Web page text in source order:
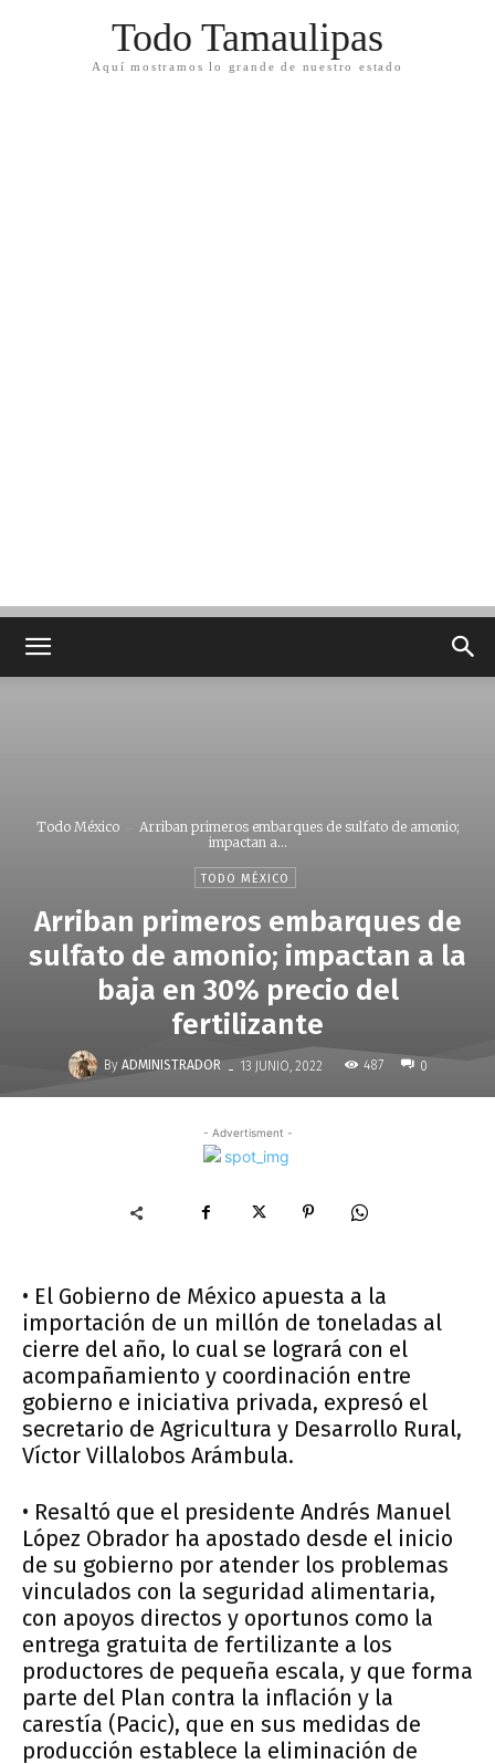
Todo Tamaulipas
Aquí mostramos lo grande de nuestro estado
Todo México
Arriban primeros embarques de sulfato de amonio;
impactan a...
TODO MÉXICO
Arriban primeros embarques de
sulfato de amonio; impactan a la
baja en 30% precio del
fertilizante
By ADMINISTRADOR - 13 JUNIO, 2022 487 0
- Advertisment -
• El Gobierno de México apuesta a la
importación de un millón de toneladas al
cierre del año, lo cual se logrará con el
acompañamiento y coordinación entre
gobierno e iniciativa privada, expresó el
secretario de Agricultura y Desarrollo Rural,
Víctor Villalobos Arámbula.
• Resaltó que el presidente Andrés Manuel
López Obrador ha apostado desde el inicio
de su gobierno por atender los problemas
vinculados con la seguridad alimentaria,
con apoyos directos y oportunos como la
entrega gratuita de fertilizante a los
productores de pequeña escala, y que forma
parte del Plan contra la inflación y la
carestía (Pacic), que en sus medidas de
producción establece la eliminación de